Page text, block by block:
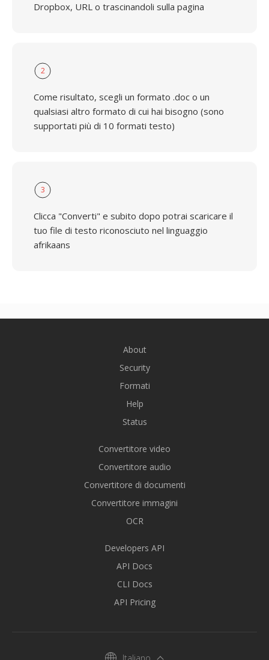
Dropbox, URL o trascinandoli sulla pagina
2
Come risultato, scegli un formato .doc o un
qualsiasi altro formato di cui hai bisogno (sono
supportati più di 10 formati testo)
3
Clicca "Converti" e subito dopo potrai scaricare il
tuo file di testo riconosciuto nel linguaggio
afrikaans
About
Security
Formati
Help
Status
Convertitore video
Convertitore audio
Convertitore di documenti
Convertitore immagini
OCR
Developers API
API Docs
CLI Docs
API Pricing